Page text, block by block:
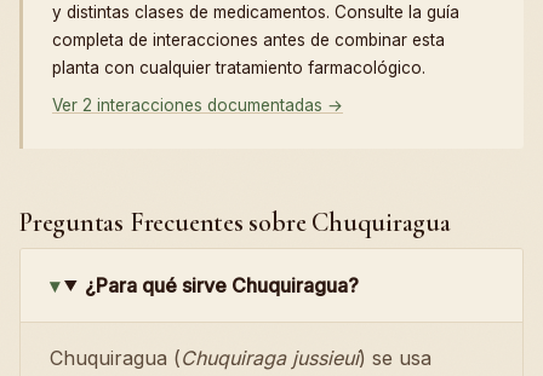
y distintas clases de medicamentos. Consulte la guía
completa de interacciones antes de combinar esta
planta con cualquier tratamiento farmacológico.
Ver 2 interacciones documentadas →
Preguntas Frecuentes sobre Chuquiragua
¿Para qué sirve Chuquiragua?
Chuquiragua (Chuquiraga jussieui) se usa